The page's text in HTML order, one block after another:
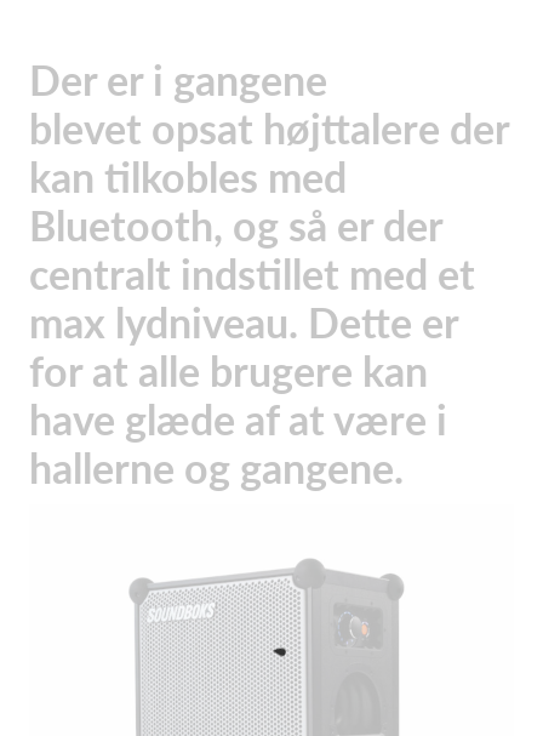
Der er i gangene
blevet opsat højttalere der
kan tilkobles med
Bluetooth, og så er der
centralt indstillet med et
max lydniveau. Dette er
for at alle brugere kan
have glæde af at være i
hallerne og gangene.